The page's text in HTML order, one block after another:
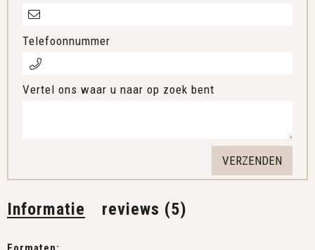
Informatie reviews (5)
Telefoonnummer
Vertel ons waar u naar op zoek bent